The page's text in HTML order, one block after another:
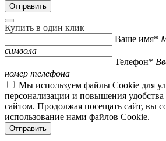
Купить в один клик
Ваше имя*
символа
Телефон*
номер телефона
Мы используем файлы Cookie для
персонализации и повышения
сайтом. Продолжая посещать сайт, вы
использование нами файлов Cookie.